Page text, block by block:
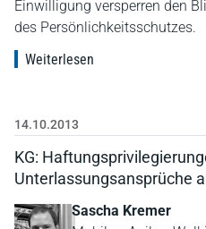
Einwilligung versperren den
des Persönlichkeitsschutzes.
Weiterlesen
14.10.2013
KG:
Unterlassungsansprüche
Sascha Kremer